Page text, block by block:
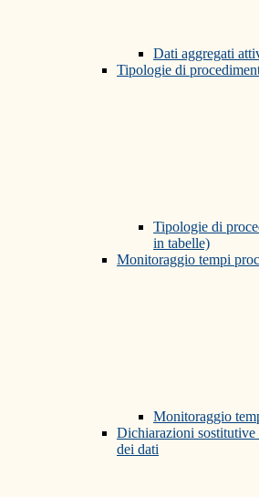
Dati aggregati
Tipologie di
Tipologie di
in tabelle)
Monitoraggio tempi
Monitoraggio
Dichiarazioni
dei dati